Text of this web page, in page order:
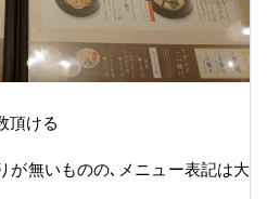
頂ける
が無いものの､メニュー表記は大